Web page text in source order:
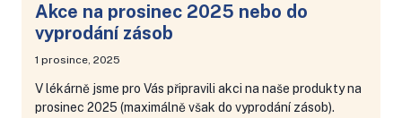
Akce na prosinec 2025 nebo do
vyprodání zásob
1 prosince, 2025
V lékárně jsme pro Vás připravili akci na naše produkty na
prosinec 2025 (maximálně však do vyprodání zásob).